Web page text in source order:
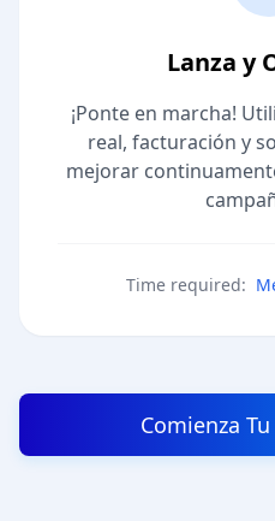
Lanza y
¡Ponte en marcha!
real, facturación y
mejorar
Time required:
Comienza